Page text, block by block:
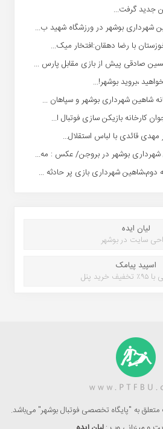
جدید گرفت...
شهردارى بوشهر در ورزشگاه شهید ب...
با رضا دهقان:افتخار میک...
صادقی پیش از بازی مقابل پارس ...
،بروید بوشهر!...
شاهین شهردارى بوشهر و سپاهان ...
کارخانه بازیکن سازی فوتبال ا...
مهدی قائدی با لباس استقلال...
شهرداری بوشهر در بروجن/ عکس : مه...
شهرداری بازی پر حادثه ...
لیان ایده
سایت در بوشهر
اسپید پیامک
خرید پنل
به "پایگاه تخصصی فوتبال بوشهر" می‌باشد.